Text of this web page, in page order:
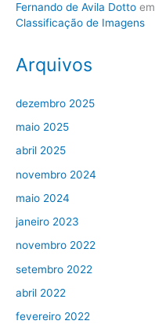
Fernando de Avila Dotto em
Classificação de Imagens
Arquivos
dezembro 2025
maio 2025
abril 2025
novembro 2024
maio 2024
janeiro 2023
novembro 2022
setembro 2022
abril 2022
fevereiro 2022